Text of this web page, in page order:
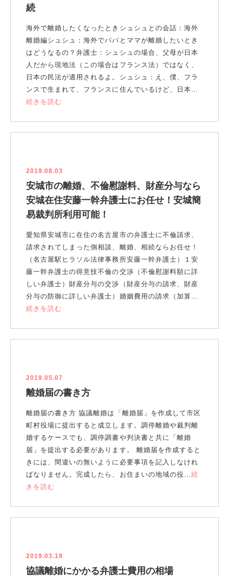
続
海外で離婚したくなったときシュシュとの会話：海外
離婚編シュシュ：海外でパパとママが離婚したいとき
はどうなるの？弁護士：シュシュの場合、父母が日本
人だから現地法（この場合はフランス法）ではなく、
日本の民法が適用されるよ。シュシュ：え、僕、フラ
ンスで生まれて、フランスに住んでいるけど、日本…
続きを読む
2019.08.03
安城市の離婚、不倫慰謝料、財産分与なら
安城在住安藤一幹弁護士にお任せ！安城簡
易裁判所利用可能！
愛知県安城市に在住の名古屋市の弁護士に不倫請求、
請求されてしまった側相談、離婚、相続ならお任せ！
（名古屋駅ヒラソル法律事務所安藤一幹弁護士）１安
藤一幹弁護士の得意技不倫の交渉（不倫慰謝料額に詳
しい弁護士）財産分与の交渉（財産分与の請求、財産
分与の防御に詳しい弁護士）婚姻費用の請求（加算…
続きを読む
2019.05.07
離婚届の書き方
離婚届の書き方 協議離婚は「離婚届」を作成して市区
町村役場に提出すると成立します。調停離婚や裁判離
婚するケースでも、調停調書や判決書と共に「離婚
届」を提出する必要があります。 離婚届を作成すると
きには、間違いの無いように必要事項を記入しなけれ
ばなりません。完成したら、お住まいの地域の役…続
きを読む
2019.03.19
協議離婚にかかる弁護士費用の相場